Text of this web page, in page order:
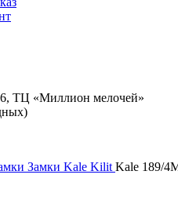
ТЦ «Миллион мелочей»
Замки Kale Kilit Kale 189/